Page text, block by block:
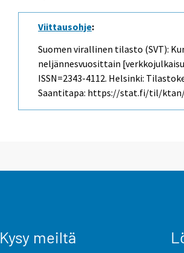
Viittausohje:
Suomen virallinen tilasto (SVT):
neljännesvuosittain
ISSN=2343-4112. Helsinki:
Saantitapa: https://stat.fi/til/
Kysy meiltä